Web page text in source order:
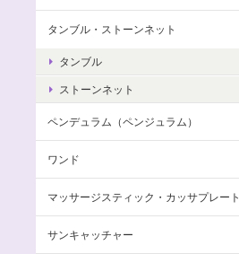
タンブル・ストーンネット
タンブル
ストーンネット
ペンデュラム（ペンジュラム）
ワンド
マッサージスティック・カッサプレート
サンキャッチャー